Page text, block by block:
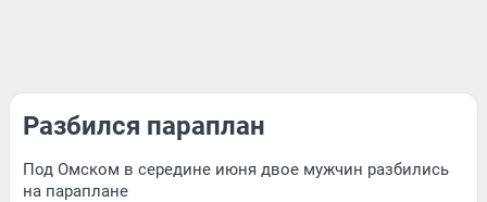
Разбился параплан
Под Омском в середине июня двое мужчин разбились
на параплане